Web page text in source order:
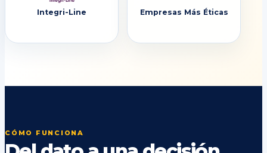
Integri-Line Empresas Más Éticas
CÓMO FUNCIONA